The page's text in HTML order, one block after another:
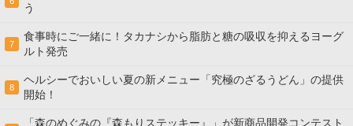
う
7
食事時にご一緒に！タカナシから脂肪と糖の吸収を抑えるヨーグ
ルト発売
8
ヘルシーでおいしい夏の新メニュー「究極のざるうどん」の提供
開始！
「森のめぐみの『森もりステッキー』」が新商品開発コンテスト